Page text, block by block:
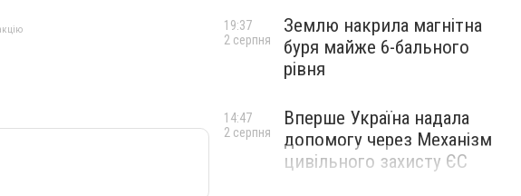
Землю накрила магнітна
буря майже 6-бального
рівня
19:37
2 серпня
Вперше Україна надала
допомогу через Механізм
цивільного захисту ЄС
14:47
2 серпня